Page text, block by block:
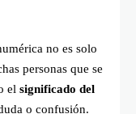
no es solo
personas que se
el significado del
o confusión.